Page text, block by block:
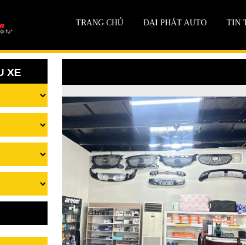
TRANG CHỦ ĐẠI PHÁT AUTO TIN
XE